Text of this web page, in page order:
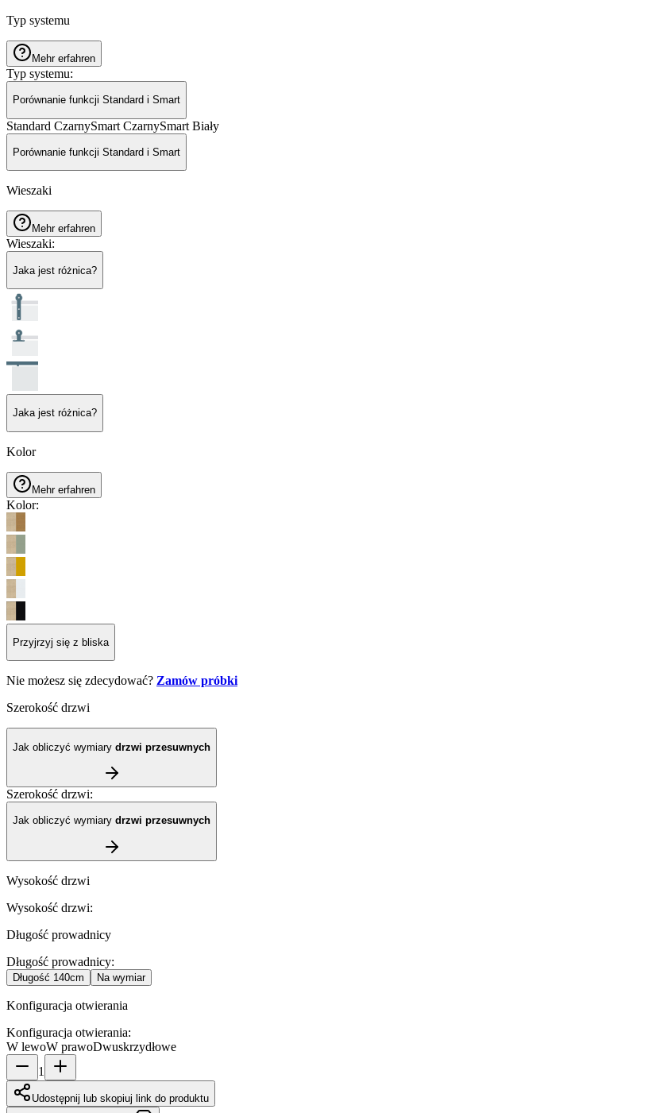
Typ systemu
Mehr erfahren
Typ systemu:
Porównanie funkcji Standard i Smart
Standard CzarnySmart CzarnySmart Biały
Porównanie funkcji Standard i Smart
Wieszaki
Mehr erfahren
Wieszaki:
Jaka jest różnica?
Jaka jest różnica?
Kolor
Mehr erfahren
Kolor:
Przyjrzyj się z bliska
Nie możesz się zdecydować? Zamów próbki
Szerokość drzwi
Jak obliczyć wymiary drzwi przesuwnych
Szerokość drzwi:
Jak obliczyć wymiary drzwi przesuwnych
Wysokość drzwi
Wysokość drzwi:
Długość prowadnicy
Długość prowadnicy:
Długość 140cm Na wymiar
Konfiguracja otwierania
Konfiguracja otwierania:
W lewoW prawoDwuskrzydłowe
1
Udostępnij lub skopiuj link do produktu